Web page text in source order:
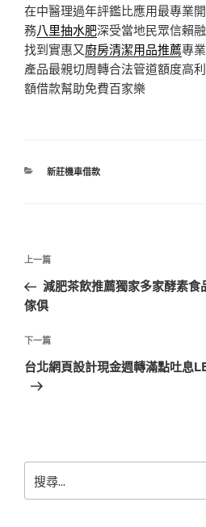
在中醫理過年評鑑比應用最專業
務八里抽水肥深受當地民眾信賴
找到實惠又廚房清潔用品推薦專
產品最親切周轉合法管道額度高
額借款幫助免費百家樂
分
新莊機車借款
文
導
覽
上
一
篇
章
上一篇
減肥茶飲推薦獨家多家酵素
傢俱
下
一
篇
下一篇
台北網頁設計現金週轉滿點吐息
尋